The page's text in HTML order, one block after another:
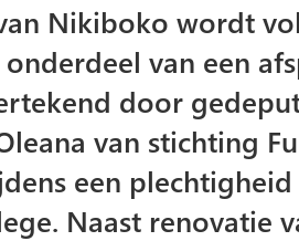
Nikiboko wordt
van een
door
van stichting
een
Naast renovatie